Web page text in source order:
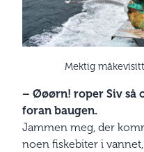
Mektig
– Øøørn! roper Siv så
foran baugen.
Jammen meg, der
noen fiskebiter i